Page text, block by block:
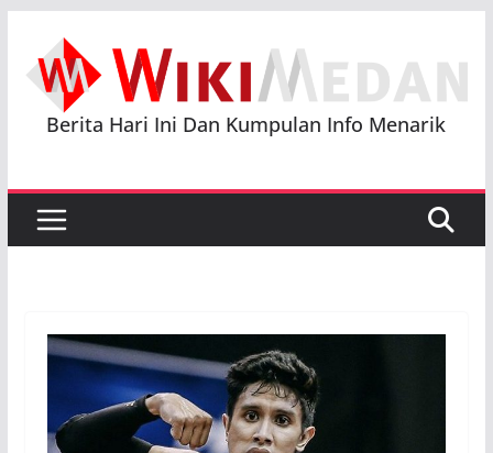
content
Berita Hari Ini Dan Kumpulan Info Menarik